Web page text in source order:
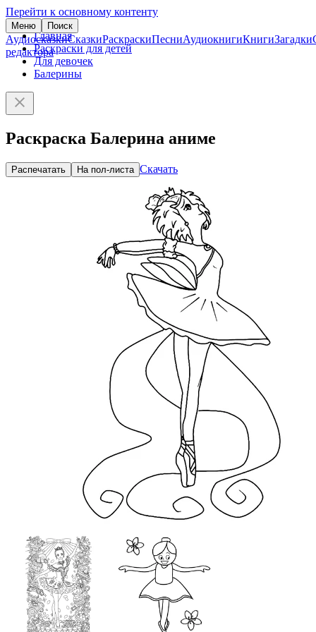
Перейти к основному контенту
Меню Поиск
АудиосказкиСказкиРаскраскиПесниАудиокнигиКнигиЗагадки
редактора
Главная
Раскраски для детей
Для девочек
Балерины
Раскраска Балерина аниме
Распечатать На пол-листа Скачать